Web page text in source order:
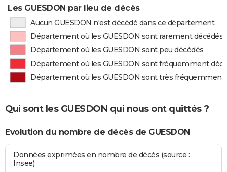
Les GUESDON par lieu de décès
Aucun GUESDON n'est décédé dans ce département
Département où les GUESDON sont rarement décédés
Département où les GUESDON sont peu décédés
Département où les GUESDON sont fréquemment
Département où les GUESDON sont très fréquemment
Qui sont les GUESDON qui nous ont quittés ?
Evolution du nombre de décès de GUESDON
Données exprimées en nombre de décès (source :
Insee)